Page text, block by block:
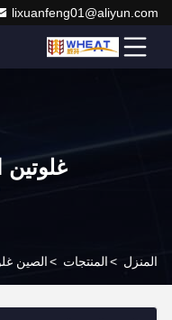
lixuanfeng01@aliyun.com
المنزل >المنتجات >الصين